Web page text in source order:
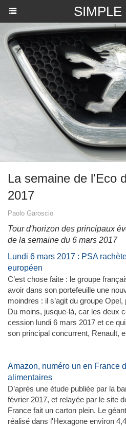
SIMPLE
La semaine de l'Eco
2017
Paolo Garoscio
Tour d'horizon des principaux
de la semaine du 6 mars 2017
Lundi 6 mars 2017 : PSA
européen
C’est chose faite : le groupe
avoir dans son portefeuille une
moindres : il s’agit du groupe
Du moins, jusque-là, car les deux
cession lundi 6 mars 2017 et ce
son principal concurrent, Renault,
Amazon, numéro un en France
alimentaires
D’après une étude publiée par la
février 2017, et relayée par le site
France fait un carton plein. Le
réalisé dans l'Hexagone environ